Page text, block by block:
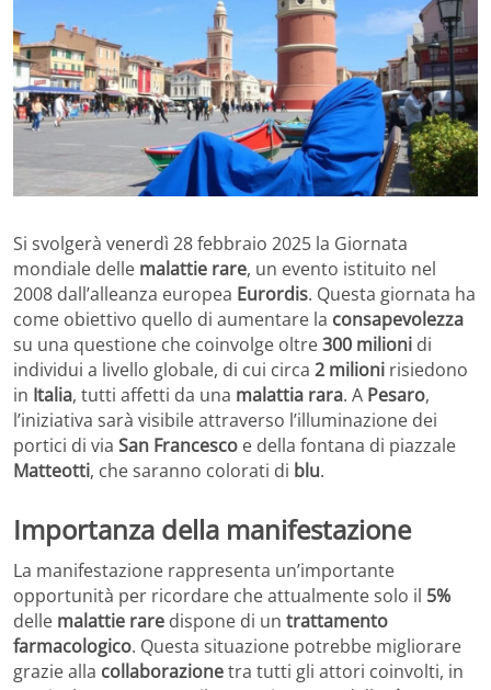
Si svolgerà venerdì 28 febbraio 2025 la Giornata
mondiale delle malattie rare, un evento istituito nel
2008 dall’alleanza europea Eurordis. Questa giornata ha
come obiettivo quello di aumentare la consapevolezza
su una questione che coinvolge oltre300 milioni di
individui a livello globale, di cui circa 2 milioni risiedono
in Italia, tutti affetti da una malattia rara. A Pesaro,
l’iniziativa sarà visibile attraverso l’illuminazione dei
portici di via San Francesco e della fontana di piazzale
Matteotti, che saranno colorati di blu.
Importanza della manifestazione
La manifestazione rappresenta un’importante
opportunità per ricordare che attualmente solo il 5%
delle malattie rare dispone di un trattamento
farmacologico. Questa situazione potrebbe migliorare
grazie alla collaborazionetra tutti gli attori coinvolti, in